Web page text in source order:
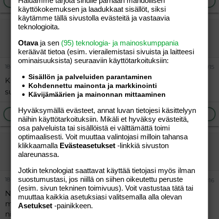
Anatolia
Aktiivinen jäsen
18.04.2012 #15
Kun tällaista on tapahtunut, niin mua on vaan
suunnattomasti huvittanut
Vastaa
Ilmoita asiaton viesti
"Vieras"
Vieras
18.04.2012 #16
Noita hutsuja riittää. Kyllähän se sisällä kiehuttaa, mutta
mä olen oppinut olemaan ystävällisen vittumainen. Ei
niistä naikkosista kannata välittää. Epätoivoisia yrittäjiä
käyttökokemuksen ja laadukkaat sisällöt, siksi
käytämme tällä sivustolla evästeitä ja vastaavia
teknologioita.
Otavaja sen (95) teknologia- ja mainoskumppania
keräävät tietoa (esim. vierailemis­tasi sivuista ja laitteesi
ominaisuuk­sista) seuraaviin käyttötarkoituksiin:
Sisällön ja palveluiden parantaminen
Kohdennettu mainonta ja markkinointi
Kävijämäärien ja mainonnan mittaaminen
Hyväksymällä evästeet, annat luvan tietojesi käsittelyyn
näihin käyttötarkoituksiin. Mikäli et hyväksy evästeitä,
osa palveluista tai sisällöistä ei välttämättä toimi
optimaalisesti. Voit muuttaa valintojasi milloin tahansa
klikkaamalla Evästeasetukset -linkkiä sivuston
alareunassa.
Jotkin teknologiat saattavat käyttää tietojasi myös ilman
suostumustasi, jos niillä on siihen oikeutettu peruste
(esim. sivun tekninen toimivuus). Voit vastustaa tätä tai
muuttaa kaikkia asetuksiasi valitsemalla alla olevan
Asetukset -painikkeen.